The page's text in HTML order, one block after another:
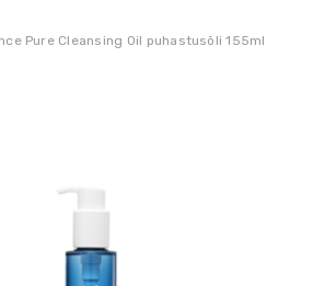
Pure Cleansing Oil puhastusõli 155ml